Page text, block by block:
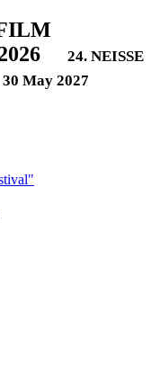
2026
24. NEISSE
30 May 2027